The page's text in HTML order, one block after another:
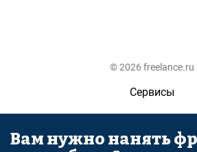
© 2026 freelance.ru
Сервисы
Помощь
Поиск
Вам нужно нанять